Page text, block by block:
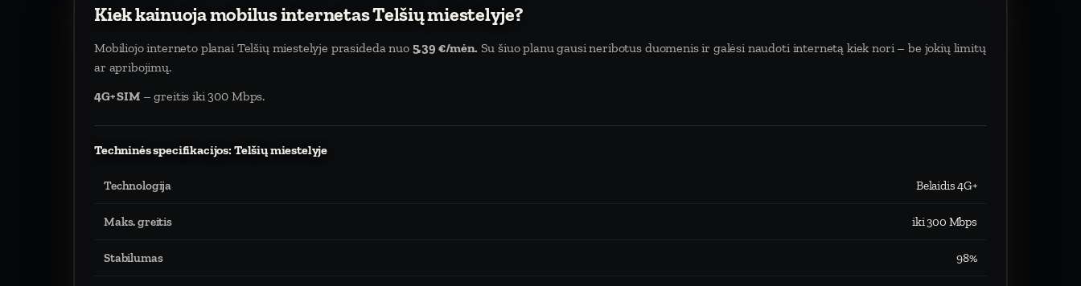
Kiek kainuoja mobilus internetas Telšių miestelyje?
Mobiliojo interneto planai Telšių miestelyje prasideda nuo 5,39 €/mėn. Su šiuo planu gausi neribotus duomenis ir galėsi naudoti internetą kiek nori – be jokių limitų
ar apribojimų.
4G+ SIM– greitis iki 300 Mbps.
Techninės specifikacijos: Telšių miestelyje
Technologija Belaidis 4G+
Maks. greitis iki 300 Mbps
Stabilumas 98%